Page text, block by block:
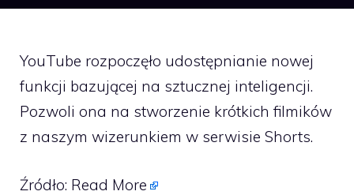
YouTube rozpoczęło udostępnianie nowej
funkcji bazującej na sztucznej inteligencji.
Pozwoli ona na stworzenie krótkich filmików
z naszym wizerunkiem w serwisie Shorts.
Źródło: Read More